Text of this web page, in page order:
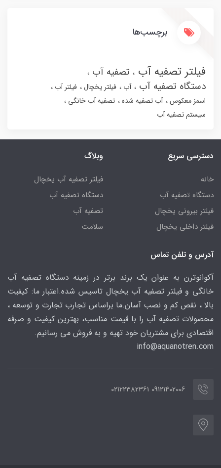
برچسب‌ها
فیلتر تصفیه آب
تصفیه آب
دستگاه تصفیه آب
آب فیلتر یخچال
فیلتر آب
اسمز معکوس
آب تصفیه شده
تصفیه آب خانگی
سیستم تصفیه آب
دسترسی سریع
خانه
دستگاه تصفیه آب
فیلتر بیرونی یخچال
فیلتر داخلی یخچال
وبلاگ
فیلتر تصفیه آب یخچال
دستگاه تصفیه آب
تصفیه آب
سلامت
آدرس و تلفن تماس
آکوانوترن به عنوان یک برند برتر در زمینه دستگاه تصفیه آب
خانگی و فیلتر تصفیه آب یخچال تاسیس شده.اعتبار ما: کیفیت
بالا ، نقص کم و نصب آسان.ما براساس تجارب تجارت و توسعه ،
محصولات تصفیه آب را با قیمت مناسب، بهترین کیفیت و صرفه
اقتصادی برای مشتریان خود تهیه و به فروش می رسانیم.
info@aquanotren.com
09121402006 02122382361